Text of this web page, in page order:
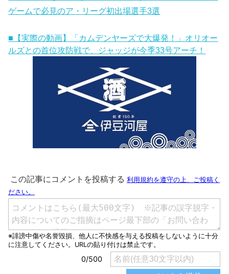
ゲームで必見のア・リーグ初出場選手3選
■【実際の動画】「カムデンヤーズで大爆発！」オリオー
ルズとの首位攻防戦で、ジャッジが今季33号アーチ！